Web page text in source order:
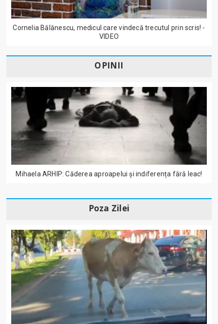
Cornelia Bălănescu, medicul care vindecă trecutul prin scris! -
VIDEO
OPINII
Mihaela ARHIP: Căderea aproapelui și indiferența fără leac!
Poza Zilei